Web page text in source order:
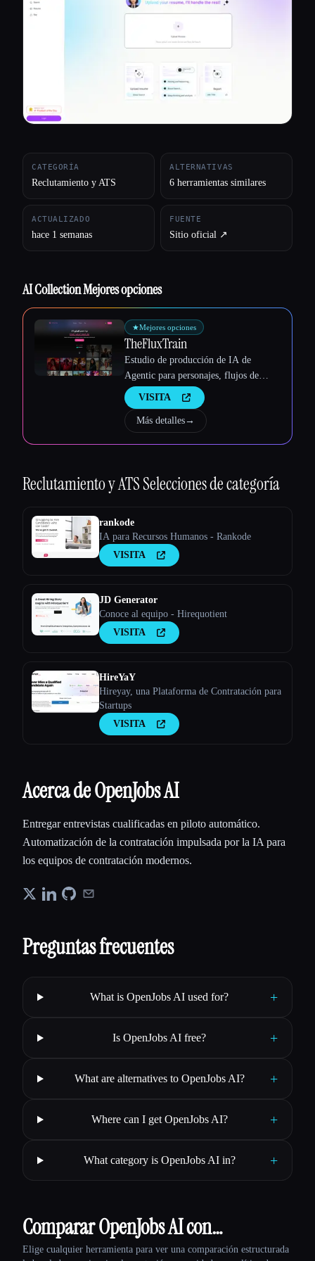
CATEGORÍA
Reclutamiento y ATS
ALTERNATIVAS
6 herramientas similares
ACTUALIZADO
hace 1 semanas
FUENTE
Sitio oficial ↗︎
AI Collection Mejores opciones
★Mejores opciones
TheFluxTrain
Estudio de producción de IA de
Agentic para personajes, flujos de
trabajo y vídeos coherentes
VISITA
Más detalles→
Reclutamiento y ATSSelecciones de categoría
rankode
IA para Recursos Humanos - Rankode
VISITA
JD Generator
Conoce al equipo - Hirequotient
VISITA
HireYaY
Hireyay, una Plataforma de Contratación para
Startups
VISITA
Acerca de OpenJobs AI
Entregar entrevistas cualificadas en piloto automático.
Automatización de la contratación impulsada por la IA para
los equipos de contratación modernos.
Preguntas frecuentes
What is OpenJobs AI used for? +
Is OpenJobs AI free? +
What are alternatives to OpenJobs AI? +
Where can I get OpenJobs AI? +
What category is OpenJobs AI in? +
Comparar OpenJobs AI con…
Elige cualquier herramienta para ver una comparación estructurada